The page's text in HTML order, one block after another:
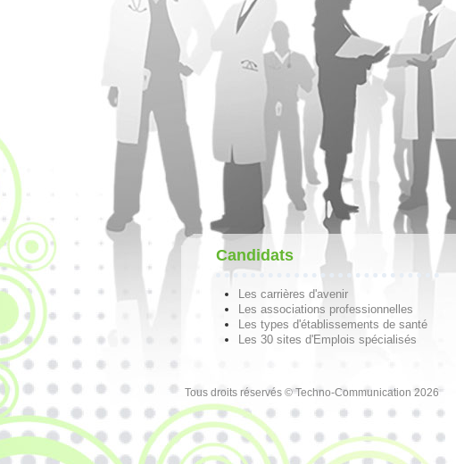
Candidats
Les carrières d'avenir
Les associations professionnelles
Les types d'établissements de santé
Les 30 sites d'Emplois spécialisés
Tous droits réservés © Techno-Communication 2026